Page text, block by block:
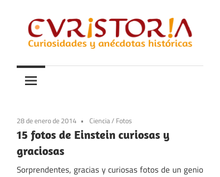
contenido
Curistoria
y
anécdotas
historia
28 de enero de 2014 Ciencia/ Fotos
15 fotos de Einstein curiosas y
graciosas
Sorprendentes, gracias y curiosas fotos de un genio